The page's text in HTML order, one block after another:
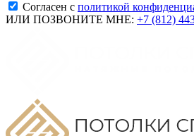
Согласен с политикой
ИЛИ ПОЗВОНИТЕ МНЕ: +7 (812)